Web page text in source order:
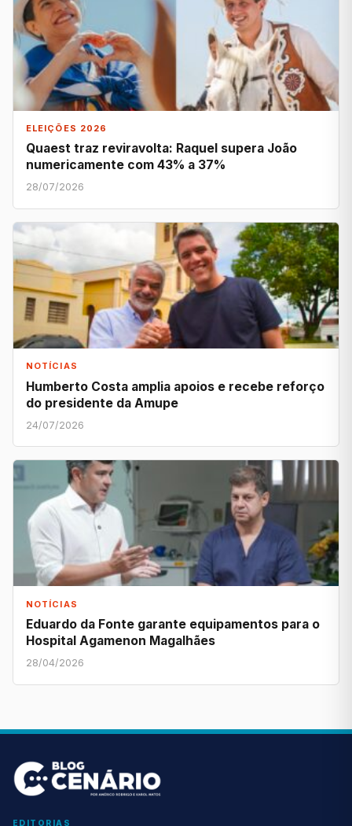
ELEIÇÕES 2026
Quaest traz reviravolta: Raquel supera João
numericamente com 43% a 37%
28/07/2026
NOTÍCIAS
Humberto Costa amplia apoios e recebe reforço
do presidente da Amupe
24/07/2026
NOTÍCIAS
Eduardo da Fonte garante equipamentos para o
Hospital Agamenon Magalhães
28/04/2026
EDITORIAS